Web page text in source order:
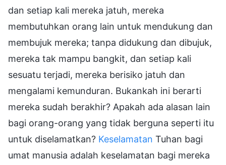
dan setiap kali mereka jatuh, mereka
membutuhkan orang lain untuk mendukung dan
membujuk mereka; tanpa didukung dan dibujuk,
mereka tak mampu bangkit, dan setiap kali
sesuatu terjadi, mereka berisiko jatuh dan
mengalami kemunduran. Bukankah ini berarti
mereka sudah berakhir? Apakah ada alasan lain
bagi orang-orang yang tidak berguna seperti itu
untuk diselamatkan? Keselamatan Tuhan bagi
umat manusia adalah keselamatan bagi mereka